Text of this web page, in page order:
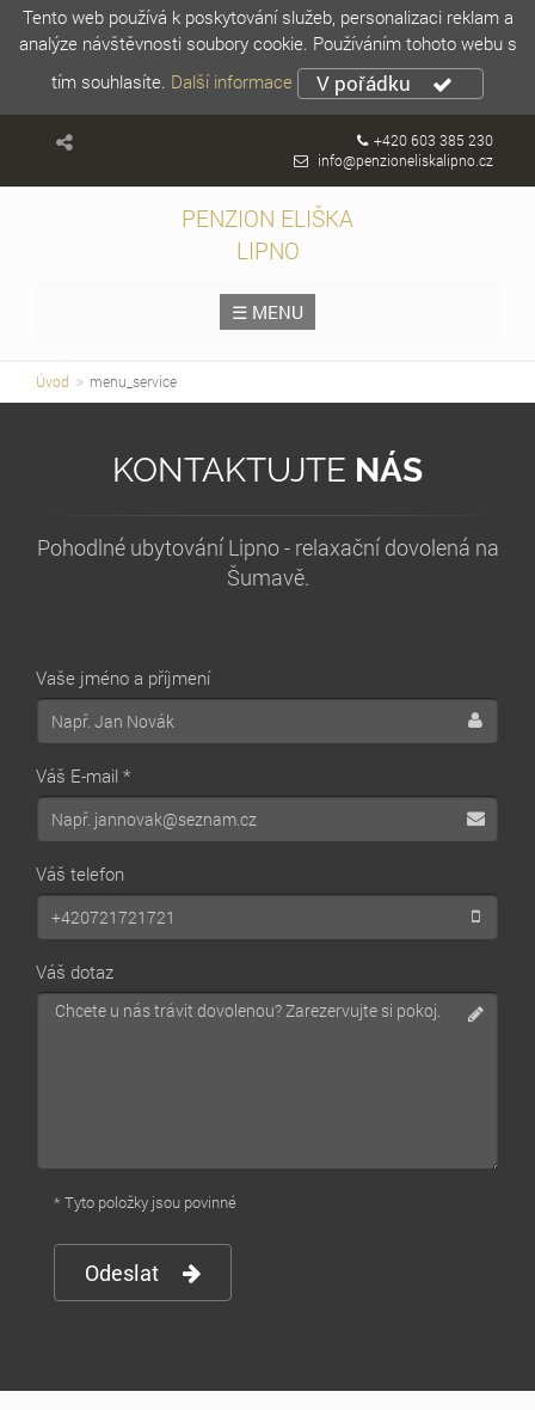
Tento web používá k poskytování služeb, personalizaci reklam a
analýze návštěvnosti soubory cookie. Používáním tohoto webu s
tím souhlasíte. Další informace V pořádku
+420 603 385 230
info@penzioneliskalipno.cz
PENZION ELIŠKA
LIPNO
☰ MENU
Úvod menu_service
KONTAKTUJTE NÁS
Pohodlné ubytování Lipno - relaxační dovolená na
Šumavě.
Vaše jméno a příjmení
Váš E-mail *
Váš telefon
Váš dotaz
* Tyto položky jsou povinné
Odeslat